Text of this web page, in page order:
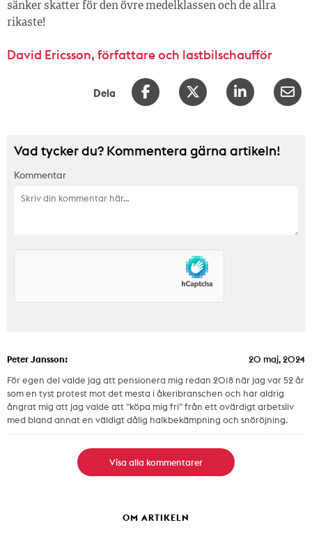
sänker skatter för den övre medelklassen och de allra
rikaste!
David Ericsson, författare och lastbilschaufför
Dela
Vad tycker du? Kommentera gärna artikeln!
Kommentar
Peter Jansson:
20 maj, 2024
För egen del valde jag att pensionera mig redan 2018 när jag var 52 år
som en tyst protest mot det mesta i åkeribranschen och har aldrig
ångrat mig att jag valde att "köpa mig fri" från ett ovärdigt arbetsliv
med bland annat en väldigt dålig halkbekämpning och snöröjning.
Visa alla kommentarer
OM ARTIKELN